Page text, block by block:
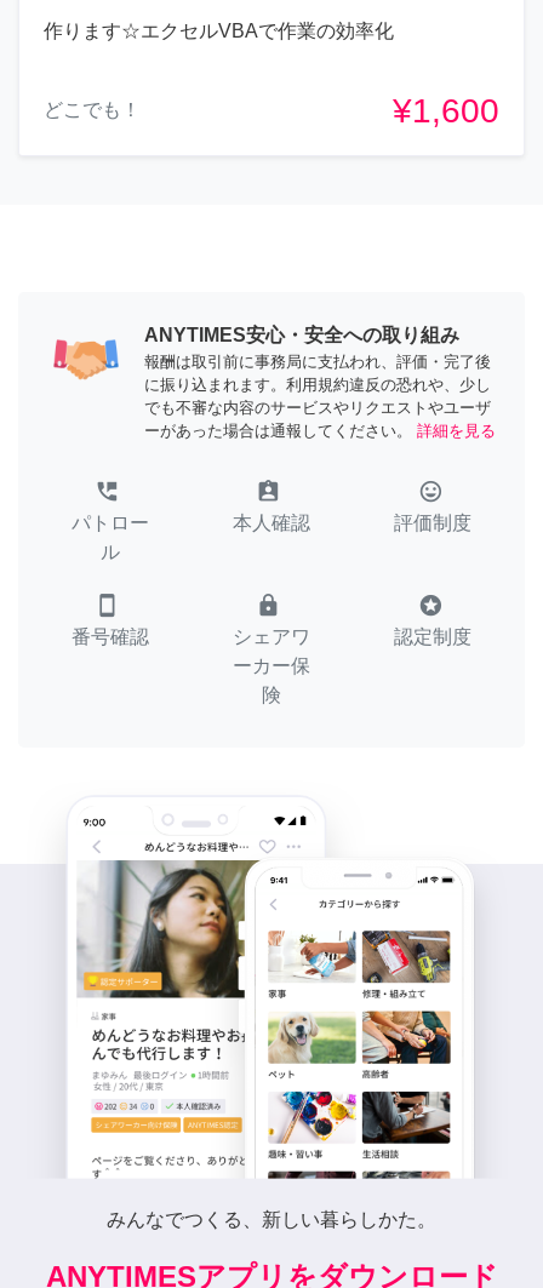
作ります☆エクセルVBAで作業の効率化
どこでも！ ¥1,600
ANYTIMES安心・安全への取り組み
報酬は取引前に事務局に支払われ、評価・完了後
に振り込まれます。利用規約違反の恐れや、少し
でも不審な内容のサービスやリクエストやユーザ
ーがあった場合は通報してください。
詳細を見る
perm_phone_msg
パトロー
ル
assignment_ind
本人確認
tag_faces
評価制度
smartphone
番号確認
lock
シェアワ
ーカー保
険
stars
認定制度
みんなでつくる、新しい暮らしかた。
ANYTIMESアプリをダウンロード